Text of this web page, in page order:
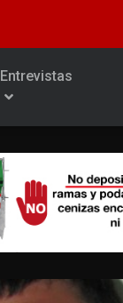
Entrevistas